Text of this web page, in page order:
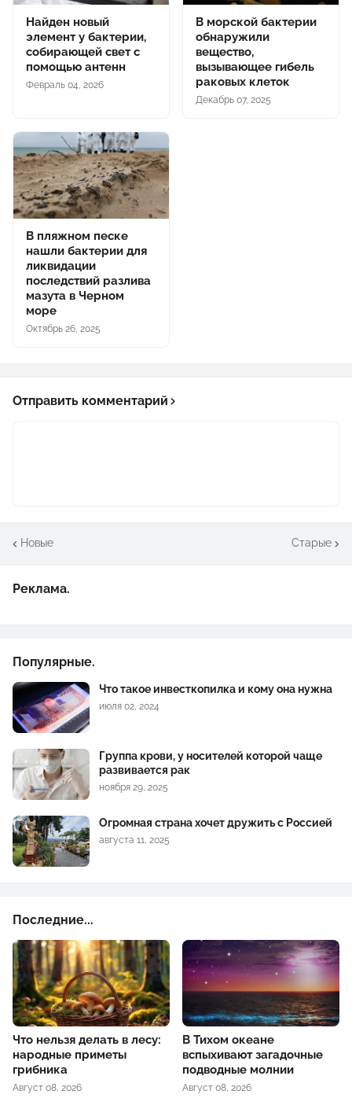
Найден новый
элемент у бактерии,
собирающей свет с
помощью антенн
Февраль 04, 2026
В морской бактерии
обнаружили
вещество,
вызывающее гибель
раковых клеток
Декабрь 07, 2025
В пляжном песке
нашли бактерии для
ликвидации
последствий разлива
мазута в Черном
море
Октябрь 26, 2025
Отправить комментарий
Новые Старые
Реклама.
Популярные.
Что такое инвесткопилка и кому она нужна
июля 02, 2024
Группа крови, у носителей которой чаще
развивается рак
ноября 29, 2025
Огромная страна хочет дружить с Россией
августа 11, 2025
Последние...
Что нельзя делать в лесу:
народные приметы
грибника
Август 08, 2026
В Тихом океане
вспыхивают загадочные
подводные молнии
Август 08, 2026